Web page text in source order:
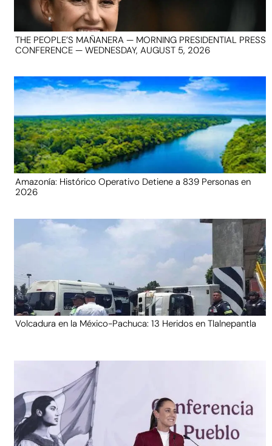
THE PEOPLE’S MAÑANERA — MORNING PRESIDENTIAL PRESS
CONFERENCE — WEDNESDAY, AUGUST 5, 2026
Amazonía: Histórico Operativo Detiene a 839 Personas en
2026
Volcadura en la México-Pachuca: 13 Heridos en Tlalnepantla